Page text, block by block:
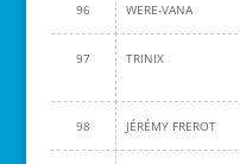
96 WERE-VANA
97 TRINIX
98 JÉRÉMY FREROT